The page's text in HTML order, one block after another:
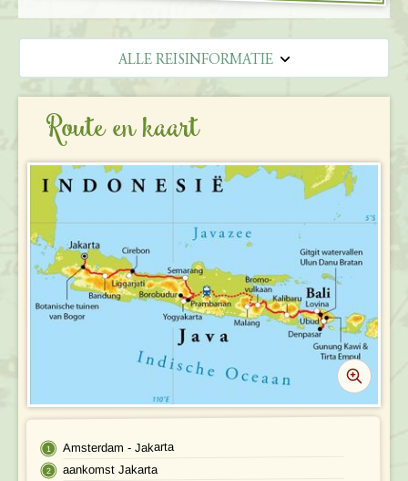
ALLE REISINFORMATIE
REISBESCHRIJVING
VERTREKDATA/PRIJS
REVIEWS
Accommodatie
Vliegreis
Vervoer
Bij de reis inbegrepen
Excursies
Reisdocumenten
FAQ
FOTO'S EN VIDEO
REIS BOEKEN
Route en kaart
Amsterdam - Jakarta
aankomst Jakarta